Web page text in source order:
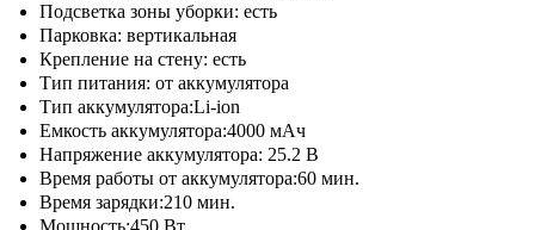
Подсветка зоны уборки: есть
Парковка: вертикальная
Крепление на стену: есть
Тип питания: от аккумулятора
Тип аккумулятора:Li-ion
Емкость аккумулятора:4000 мАч
Напряжение аккумулятора: 25.2 В
Время работы от аккумулятора:60 мин.
Время зарядки:210 мин.